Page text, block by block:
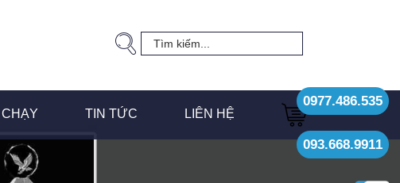
TIN TỨC LIÊN HỆ
0977.486.535
093.668.9911